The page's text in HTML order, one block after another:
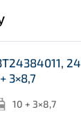
3×8,7
10 + 3×8,7